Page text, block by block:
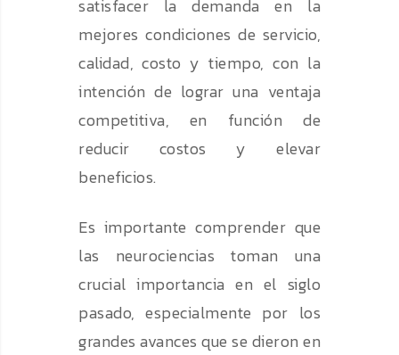
satisfacer la demanda en la
mejores condiciones de servicio,
calidad, costo y tiempo, con la
intención de lograr una ventaja
competitiva, en función de
reducir costos y elevar
beneficios.
Es importante comprender que
las neurociencias toman una
crucial importancia en el siglo
pasado, especialmente por los
grandes avances que se dieron en